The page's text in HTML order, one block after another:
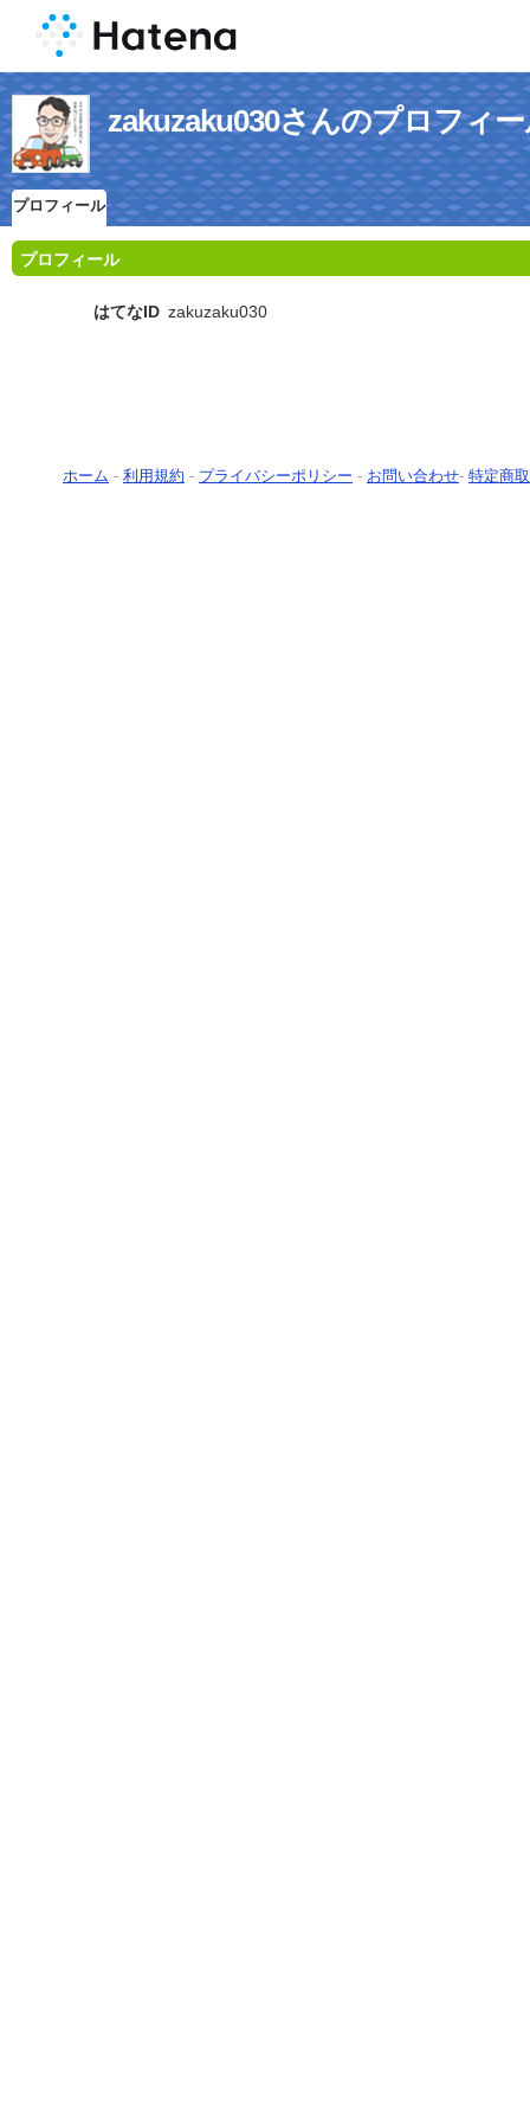
zakuzaku030さんのプロフィ
プロフィール
プロフィール
はてなID zakuzaku030
ホーム - 利用規約 - プライバシーポリシー - お問い合わせ- 特定商